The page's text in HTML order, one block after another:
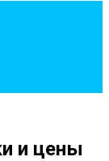
и цены